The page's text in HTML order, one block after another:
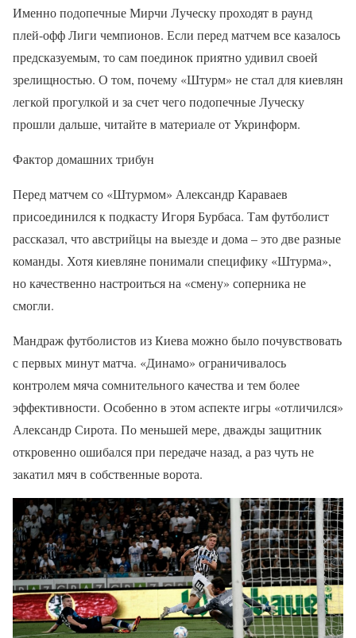
Именно подопечные Мирчи Луческу проходят в раунд
плей-офф Лиги чемпионов. Если перед матчем все казалось
предсказуемым, то сам поединок приятно удивил своей
зрелищностью. О том, почему «Штурм» не стал для киевлян
легкой прогулкой и за счет чего подопечные Луческу
прошли дальше, читайте в материале от Укринформ.
Фактор домашних трибун
Перед матчем со «Штурмом» Александр Караваев
присоединился к подкасту Игоря Бурбаса. Там футболист
рассказал, что австрийцы на выезде и дома – это две разные
команды. Хотя киевляне понимали специфику «Штурма»,
но качественно настроиться на «смену» соперника не
смогли.
Мандраж футболистов из Киева можно было почувствовать
с первых минут матча. «Динамо» ограничивалось
контролем мяча сомнительного качества и тем более
эффективности. Особенно в этом аспекте игры «отличился»
Александр Сирота. По меньшей мере, дважды защитник
откровенно ошибался при передаче назад, а раз чуть не
закатил мяч в собственные ворота.